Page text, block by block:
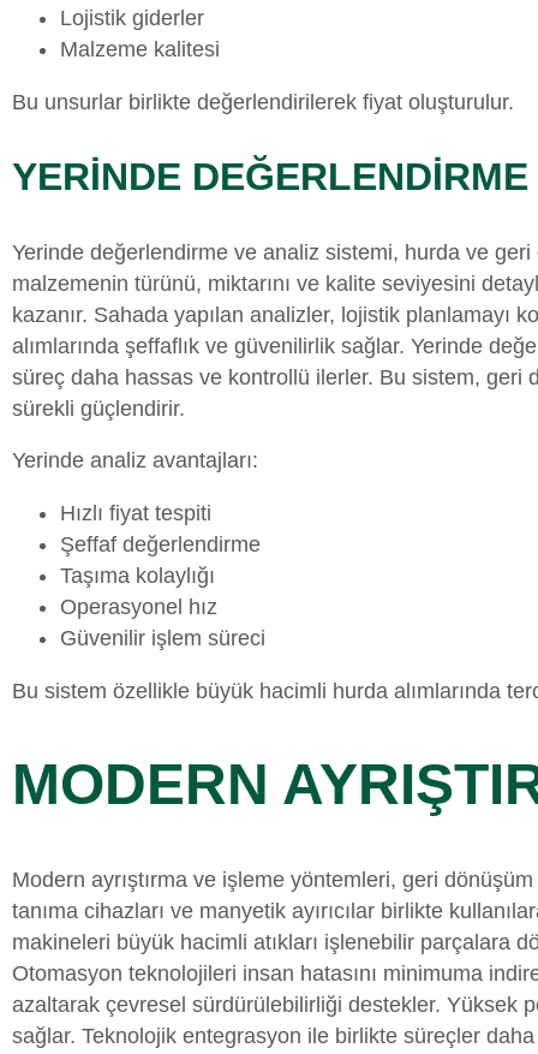
Lojistik giderler
Malzeme kalitesi
Bu unsurlar birlikte değerlendirilerek fiyat oluşturulur.
YERİNDE
Yerinde değerlendirme ve analiz sistemi, hurda ve
malzemenin türünü, miktarını ve kalite seviyesini
kazanır. Sahada yapılan analizler, lojistik planlamayı
alımlarında şeffaflık ve güvenilirlik sağlar. Yerinde
süreç daha hassas ve kontrollü ilerler. Bu sistem, geri
sürekli güçlendirir.
Yerinde analiz avantajları:
Hızlı fiyat tespiti
Şeffaf değerlendirme
Taşıma kolaylığı
Operasyonel hız
Güvenilir işlem süreci
Bu sistem özellikle büyük hacimli hurda alımlarında
MODERN
Modern ayrıştırma ve işleme yöntemleri, geri
tanıma cihazları ve manyetik ayırıcılar birlikte
makineleri büyük hacimli atıkları işlenebilir parçalara
Otomasyon teknolojileri insan hatasını minimuma
azaltarak çevresel sürdürülebilirliği destekler. Yüksek
sağlar. Teknolojik entegrasyon ile birlikte süreçler